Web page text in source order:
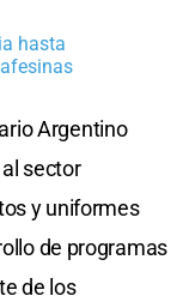
hasta
Argentino
sector
y uniformes
de programas
de los